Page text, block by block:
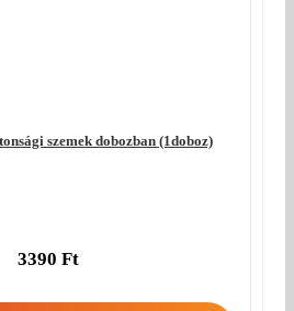
szemek dobozban (1doboz)
3390 Ft